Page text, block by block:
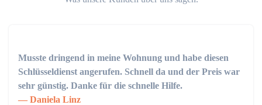
Musste dringend in meine Wohnung und habe diesen
Schlüsseldienst angerufen. Schnell da und der Preis war
sehr günstig. Danke für die schnelle Hilfe.
Daniela Linz